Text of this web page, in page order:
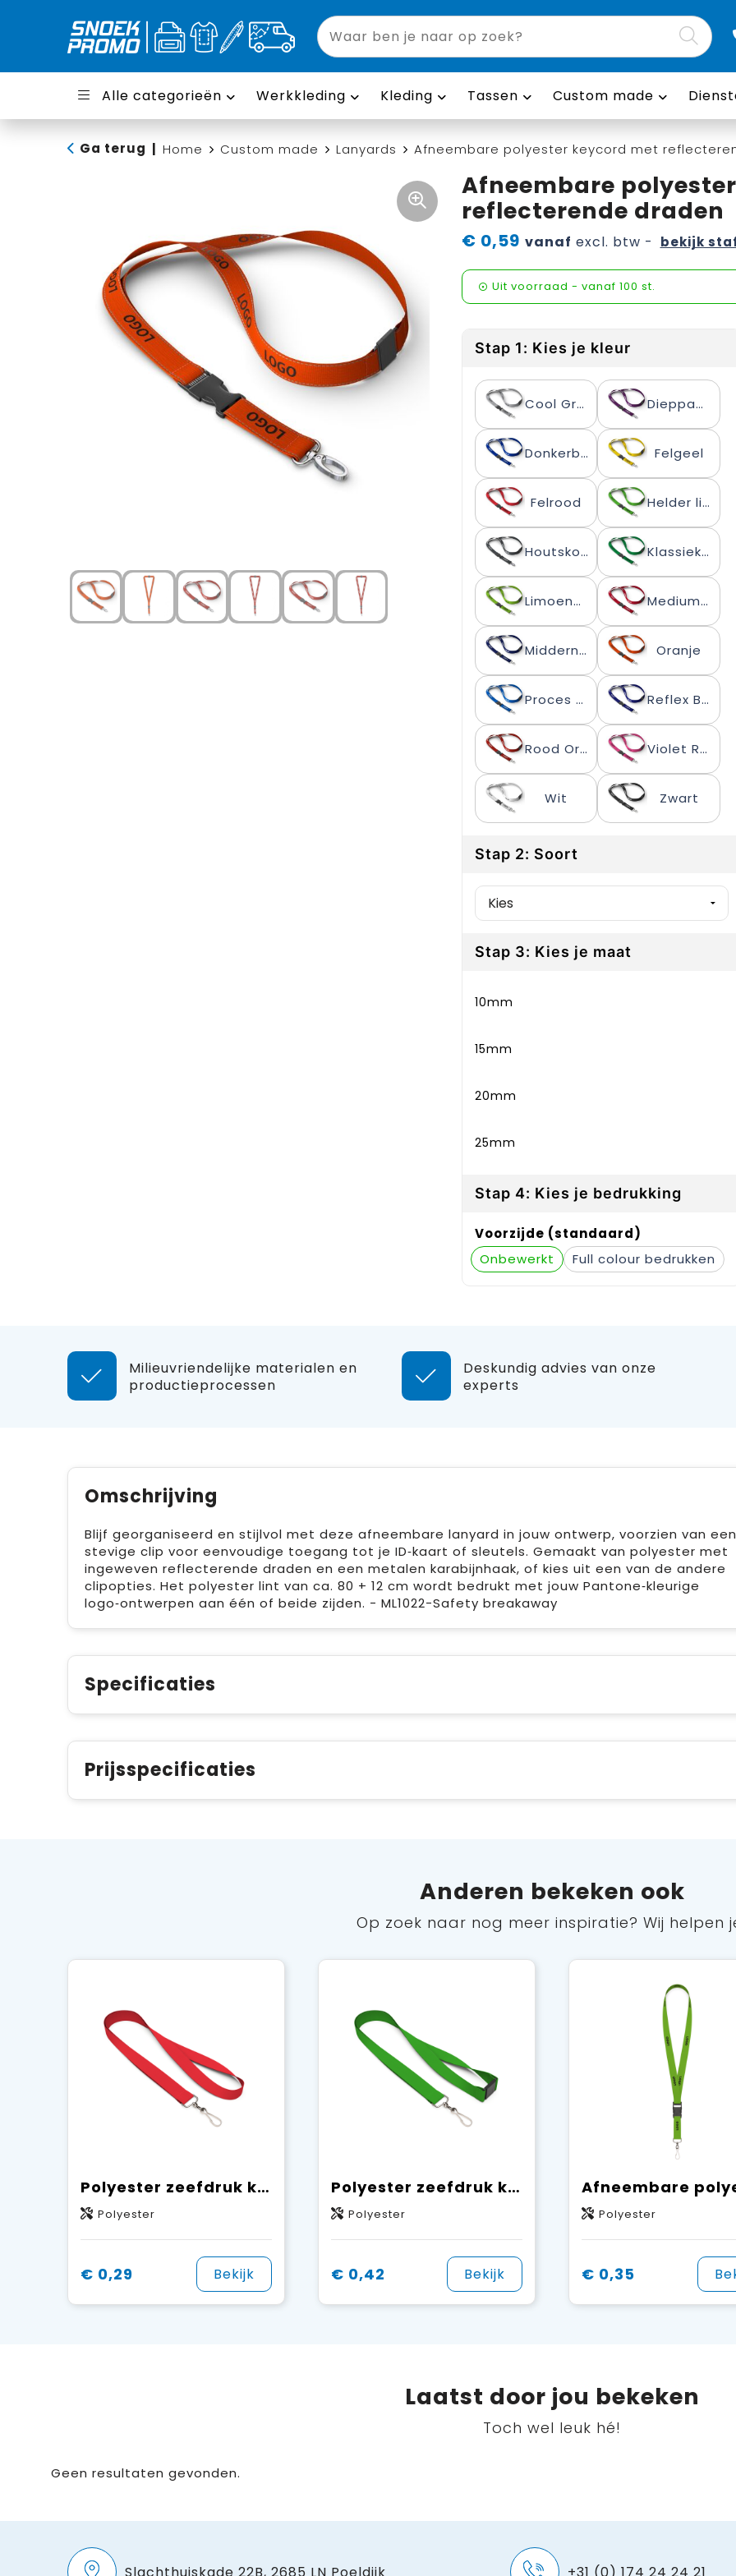
Alle categorieën Werkkleding Kleding Tassen Custom made
Ga terug Home Custom made Lanyards Afneembare polyester keycord met
Afneembare
reflecterende draden
€ 0,59 vanaf excl. btw - bekijk
Uit voorraad - vanaf 100 st.
Stap 1: Kies je kleur
Cool Grey 6 C Dieppaars
Donkerblauw Felgeel
Felrood Helder limoengroen
Houtskoolgrijs Klassiek Groen
Limoengroen Medium Scharlakenrood
Middernachtblauw Oranje
Proces Blauw Reflex Blauwe C
Rood Oranje Violet Rood
Wit Zwart
Stap 2: Soort
Stap 3: Kies je maat
10mm
15mm
20mm
25mm
Stap 4: Kies je bedrukking
Voorzijde (standaard)
Onbewerkt
Full colour
Milieuvriendelijke materialen en
productieprocessen
Deskundig advies van onze
experts
Omschrijving
Blijf georganiseerd en stijlvol met deze afneembare lanyard in jouw ontwerp, voorzien van een
stevige clip voor eenvoudige toegang tot je ID‑kaart of sleutels. Gemaakt van polyester met
ingeweven reflecterende draden en een metalen karabijnhaak, of kies uit een van de andere
clipopties. Het polyester lint van ca. 80 + 12 cm wordt bedrukt met jouw Pantone‑kleurige
logo‑ontwerpen aan één of beide zijden. - ML1022-Safety breakaway
Specificaties
Prijsspecificaties
Anderen bekeken ook
Op zoek naar nog meer inspiratie? Wij helpen
Polyester zeefdruk keycord
Polyester
€ 0,29 Bekijk
Polyester zeefdruk keycord
Polyester
€ 0,42 Bekijk
Polyester
€ 0,35
Laatst door jou bekeken
Toch wel leuk hé!
Geen resultaten gevonden.
Slachthuiskade 22B, 2685 LN Poeldijk +31 (0) 174 24 24 21